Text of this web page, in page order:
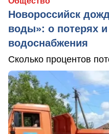
Новороссийск
воды»: о потерях и
водоснабжения
Сколько процентов